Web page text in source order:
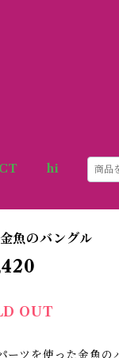
hi
魚のバングル
OUT
ーツを使った金魚の